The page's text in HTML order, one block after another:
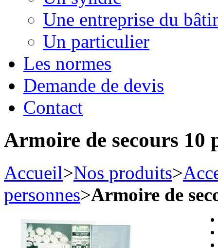
Une entreprise du
Un particulier
Les normes
Demande de devis
Contact
Armoire de secours 10
Accueil>Nos produits>
personnes>Armoire de